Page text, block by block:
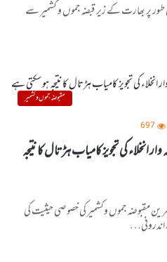
طور پر بھارت کے زیر قبضہ جموں و کشمیر سے
مقبوضہ جموں و کشمیر
697
کی تجویز کامیاب ہڑتال کا نتیجہ
مقبوضہ جموں وکشمیر کی خصوصی حیثیت کی